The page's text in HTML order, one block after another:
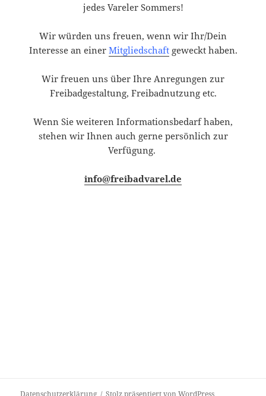
jedes Vareler Sommers!
Wir würden uns freuen, wenn wir Ihr/Dein
Interesse an einer Mitgliedschaftgeweckt haben.
Wir freuen uns über Ihre Anregungen zur
Freibadgestaltung, Freibadnutzung etc.
Wenn Sie weiteren Informationsbedarf haben,
stehen wir Ihnen auch gerne persönlich zur
Verfügung.
info@freibadvarel.de
Datenschutzerklärung Stolz präsentiert von WordPress